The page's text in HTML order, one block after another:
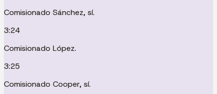
Comisionado Sánchez, sí.
3:24
Comisionado López.
3:25
Comisionado Cooper, sí.